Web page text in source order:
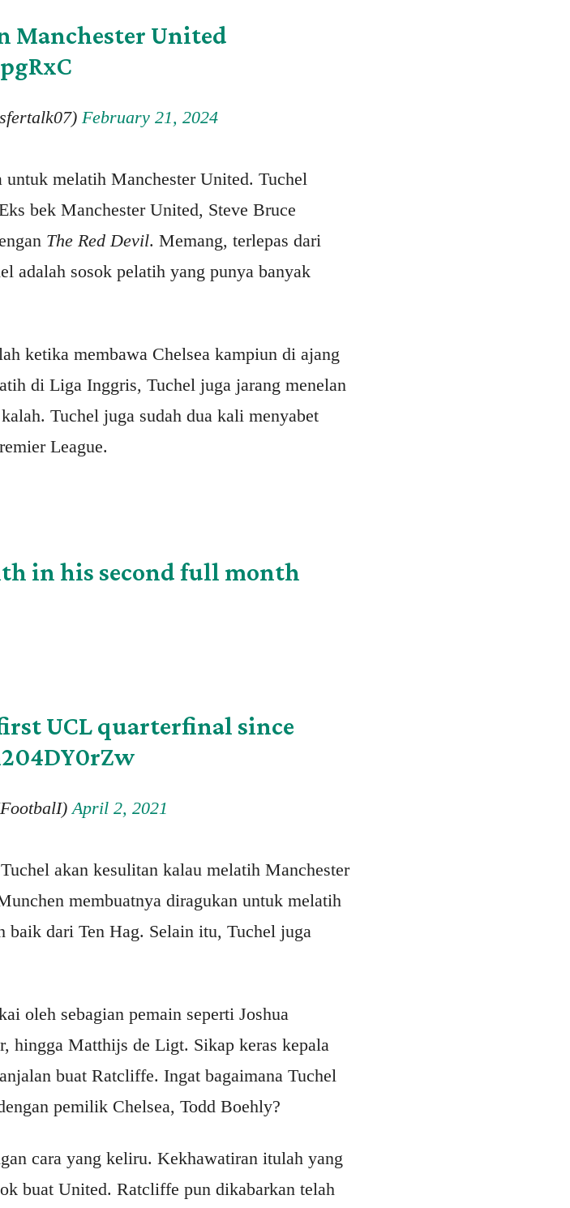
Manchester United
February 21, 2024
melatih Manchester United. Tuchel
bek Manchester United, Steve Bruce
The Red Devil. Memang, terlepas dari
adalah sosok pelatih yang punya banyak
ketika membawa Chelsea kampiun di ajang
di Liga Inggris, Tuchel juga jarang menelan
Tuchel juga sudah dua kali menyabet
League.
in his second full month
UCL quarterfinal since
April 2, 2021
akan kesulitan kalau melatih Manchester
membuatnya diragukan untuk melatih
baik dari Ten Hag. Selain itu, Tuchel juga
oleh sebagian pemain seperti Joshua
hingga Matthijs de Ligt. Sikap keras kepala
buat Ratcliffe. Ingat bagaimana Tuchel
pemilik Chelsea, Todd Boehly?
cara yang keliru. Kekhawatiran itulah yang
buat United. Ratcliffe pun dikabarkan telah